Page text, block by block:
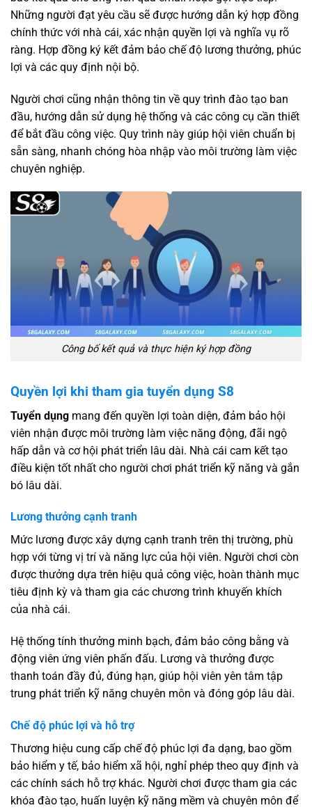
Những người đạt yêu cầu sẽ được hướng dẫn ký hợp đồng
chính thức với nhà cái, xác nhận quyền lợi và nghĩa vụ rõ
ràng. Hợp đồng ký kết đảm bảo chế độ lương thưởng, phúc
lợi và các quy định nội bộ.
Người chơi cũng nhận thông tin về quy trình đào tạo ban
đầu, hướng dẫn sử dụng hệ thống và các công cụ cần thiết
để bắt đầu công việc. Quy trình này giúp hội viên chuẩn bị
sẵn sàng, nhanh chóng hòa nhập vào môi trường làm việc
chuyên nghiệp.
Công bố kết quả và thực hiện ký hợp đồng
Quyền lợi khi tham gia tuyển dụng S8
Tuyển dụng mang đến quyền lợi toàn diện, đảm bảo hội
viên nhận được môi trường làm việc năng động, đãi ngộ
hấp dẫn và cơ hội phát triển lâu dài. Nhà cái cam kết tạo
điều kiện tốt nhất cho người chơi phát triển kỹ năng và gắn
bó lâu dài.
Lương thưởng cạnh tranh
Mức lương được xây dựng cạnh tranh trên thị trường, phù
hợp với từng vị trí và năng lực của hội viên. Người chơi còn
được thưởng dựa trên hiệu quả công việc, hoàn thành mục
tiêu định kỳ và tham gia các chương trình khuyến khích
của nhà cái.
Hệ thống tính thưởng minh bạch, đảm bảo công bằng và
động viên ứng viên phấn đấu. Lương và thưởng được
thanh toán đầy đủ, đúng hạn, giúp hội viên yên tâm tập
trung phát triển kỹ năng chuyên môn và đóng góp lâu dài.
Chế độ phúc lợi và hỗ trợ
Thương hiệu cung cấp chế độ phúc lợi đa dạng, bao gồm
bảo hiểm y tế, bảo hiểm xã hội, nghỉ phép theo quy định và
các chính sách hỗ trợ khác. Người chơi được tham gia các
khóa đào tạo, huấn luyện kỹ năng mềm và chuyên môn để